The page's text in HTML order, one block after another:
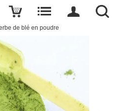
de blé en poudre